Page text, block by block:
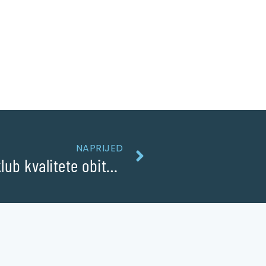
NAPRIJED
Javni poziv za kandidiranje u klub kvalitete obiteljskog smještaja “Like home” – 2. Krug